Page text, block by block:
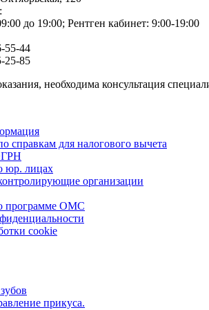
до 19:00; Рентген кабинет: 9:00-19:00
55-44
25-85
необходима консультация
справкам для налогового вычета
юр. лицах
организации
программе ОМС
cookie
прикуса.